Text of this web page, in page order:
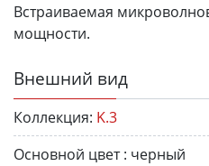
Встраиваемая
мощности.
Внешний вид
Коллекция: K.3
Основной цвет : черный